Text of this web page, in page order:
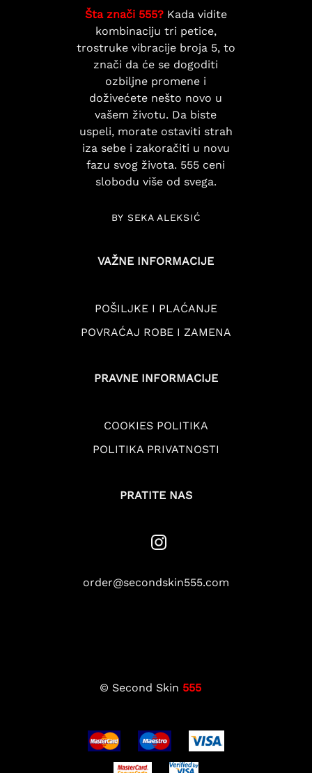
Šta znači 555?Kada vidite
kombinaciju tri petice,
trostruke vibracije broja 5, to
znači da će se dogoditi
ozbiljne promene i
doživećete nešto novo u
vašem životu. Da biste
uspeli, morate ostaviti strah
iza sebe i zakoračiti u novu
fazu svog života. 555 ceni
slobodu više od svega.
BY SEKA ALEKSIĆ
VAŽNE INFORMACIJE
POŠILJKE I PLAĆANJE
POVRAĆAJ ROBE I ZAMENA
PRAVNE INFORMACIJE
COOKIES POLITIKA
POLITIKA PRIVATNOSTI
PRATITE NAS
order@secondskin555.com
© Second Skin 555